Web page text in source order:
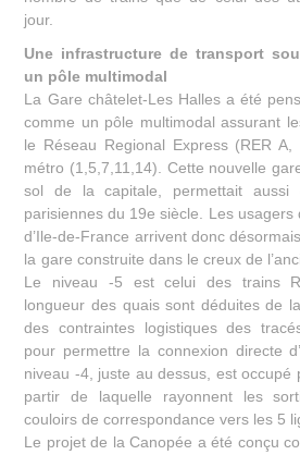
jour.
Une infrastructure de transport
un pôle multimodal
La Gare châtelet-Les Halles a été
comme un pôle multimodal assurant
le Réseau Regional Express (RER
métro (1,5,7,11,14). Cette nouvelle
sol de la capitale, permettait aussi
parisiennes du 19e siècle. Les usagers
d’Ile-de-France arrivent donc
la gare construite dans le creux de
Le niveau -5 est celui des trains
longueur des quais sont déduites de
des contraintes logistiques des
pour permettre la connexion directe
niveau -4, juste au dessus, est occupé
partir de laquelle rayonnent les
couloirs de correspondance vers les 5
Le projet de la Canopée a été conçu